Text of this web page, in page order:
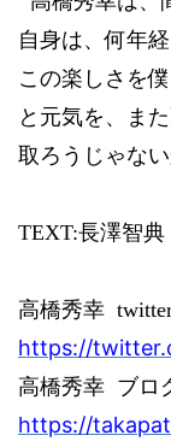
自身は、何年
この楽しさを
と元気を、ま
取ろうじゃな
TEXT:長澤智典
高橋秀幸
https://
高橋秀幸 ブロ
https://